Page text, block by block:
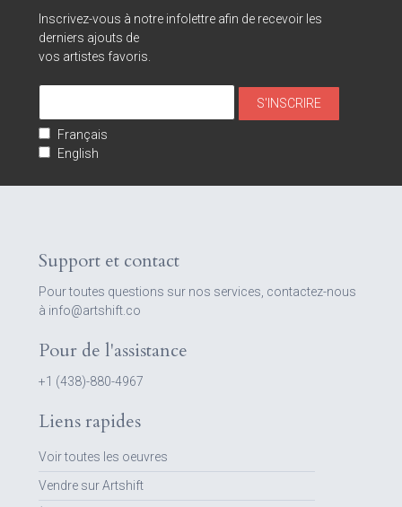
Inscrivez-vous à notre infolettre afin de recevoir les
derniers ajouts de
vos artistes favoris.
Français
English
Support et contact
Pour toutes questions sur nos services, contactez-nous
à info@artshift.co
Pour de l'assistance
+1 (438)-880-4967
Liens rapides
Voir toutes les oeuvres
Vendre sur Artshift